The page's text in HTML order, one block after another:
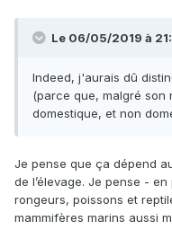
Le 06/05/2019 à
Indeed, j'aurais dû
(parce que, malgré son
domestique, et non
Je pense que ça dépend
de l’élevage. Je pense -
rongeurs, poissons et
mammifères marins aussi